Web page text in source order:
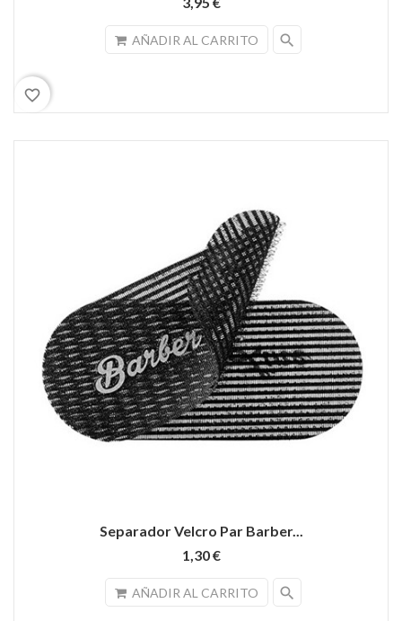
AÑADIR AL CARRITO search
favorite_border
Separador Velcro Par Barber...
1,30 €
AÑADIR AL CARRITO search